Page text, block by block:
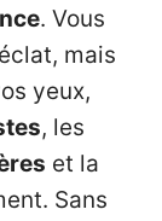
. Vous
mais
yeux,
, les
et la
Sans